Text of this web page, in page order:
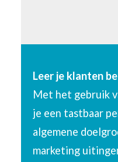
Leer je klanten
Met het gebruik
je een tastbaar
algemene
marketing